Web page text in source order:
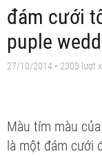
đám cưới
puple
27/10/2014 • 2303 lượt
Màu tím màu
là một đám cưới